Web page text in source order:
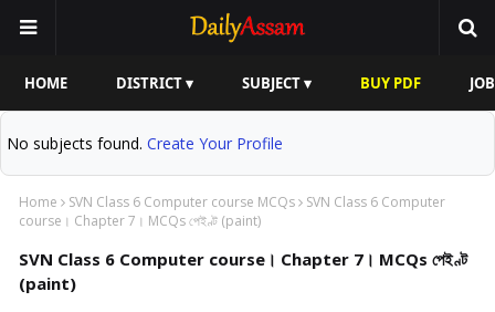
HOME DISTRICT ▾ SUBJECT ▾ BUY PDF
No subjects found. Create Your Profile
Home SVN Class 6 Computer course MCQs
SVN Class 6 Computer
course। Chapter 7। MCQs পেইণ্ট (paint)
SVN Class 6 Computer course। Chapter 7। MCQs পেইণ্ট
(paint)